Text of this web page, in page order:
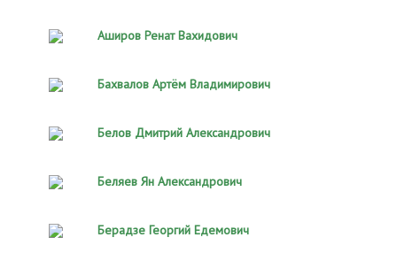
Аширов Ренат Вахидович
Бахвалов Артём Владимирович
Белов Дмитрий Александрович
Беляев Ян Александрович
Берадзе Георгий Едемович